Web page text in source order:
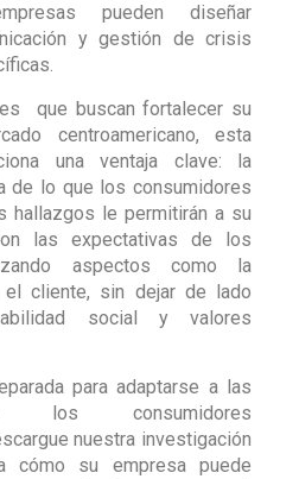
pueden diseñar
y gestión de crisis
que buscan fortalecer su
centroamericano, esta
una ventaja clave: la
de lo que los consumidores
hallazgos le permitirán a su
las expectativas de los
aspectos como la
cliente, sin dejar de lado
social y valores
para adaptarse a las
los consumidores
nuestra investigación
cómo su empresa puede